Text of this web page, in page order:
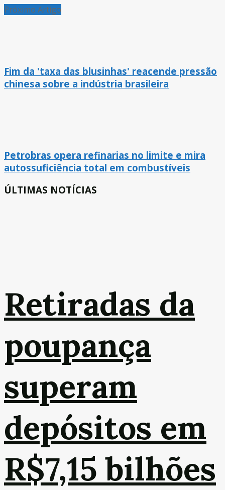
Próximo Artigo
Fim da 'taxa das blusinhas' reacende pressão
chinesa sobre a indústria brasileira
Petrobras opera refinarias no limite e mira
autossuficiência total em combustíveis
ÚLTIMAS NOTÍCIAS
Retiradas da
poupança
superam
depósitos em
R$7,15 bilhões